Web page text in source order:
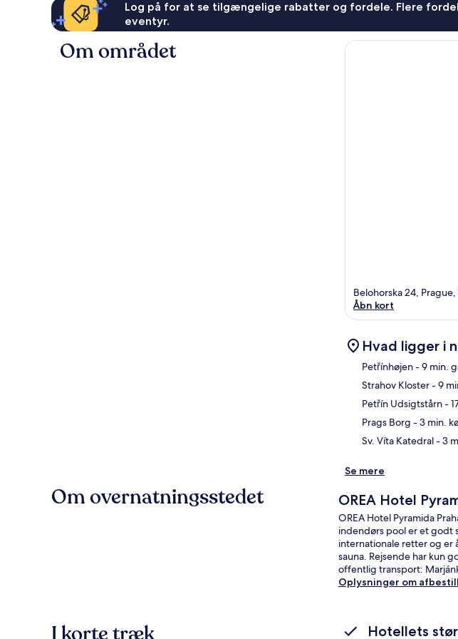
Log på for at se tilgængelige rabatter og fordele. Flere
eventyr.
Om området
Belohorska 24, Prague,
Åbn kort
Hvad ligger i
Petřínhøjen- 9 min.
Strahov Kloster- 9
Petřín Udsigtstårn-
Prags Borg - 3 min.
Sv. Víta Katedral- 3
Se mere
Om overnatningsstedet OREA Hotel
OREA Hotel Pyramida
indendørs pool er et godt
internationale retter og
sauna. Rejsende har kun
offentlig transport:
Oplysninger om
Hotellets